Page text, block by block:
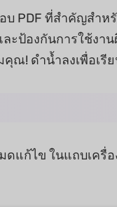
บ PDF ที่สำคัญสํา
ป้องกันการใช้งา
คุณ! ดำน้ำลงเพื่อเรี
ดแก้ไข ในแถบเค